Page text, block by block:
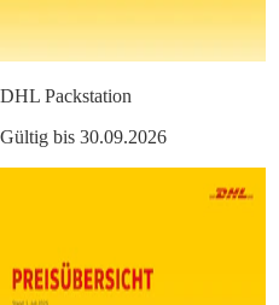
DHL Packstation
Gültig bis 30.09.2026